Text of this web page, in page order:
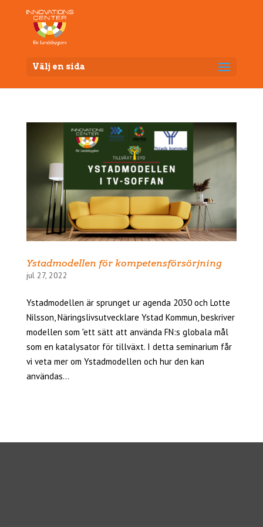
Välj en sida
Ystadmodellen för kompetensförsörjning
jul 27, 2022
Ystadmodellen är sprunget ur agenda 2030 och Lotte
Nilsson, Näringslivsutvecklare Ystad Kommun, beskriver
modellen som ”ett sätt att använda FN:s globala mål
som en katalysator för tillväxt. I detta seminarium får
vi veta mer om Ystadmodellen och hur den kan
användas...